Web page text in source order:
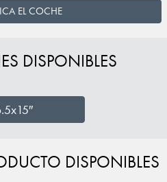
EL COCHE
DISPONIBLES
DISPONIBLES